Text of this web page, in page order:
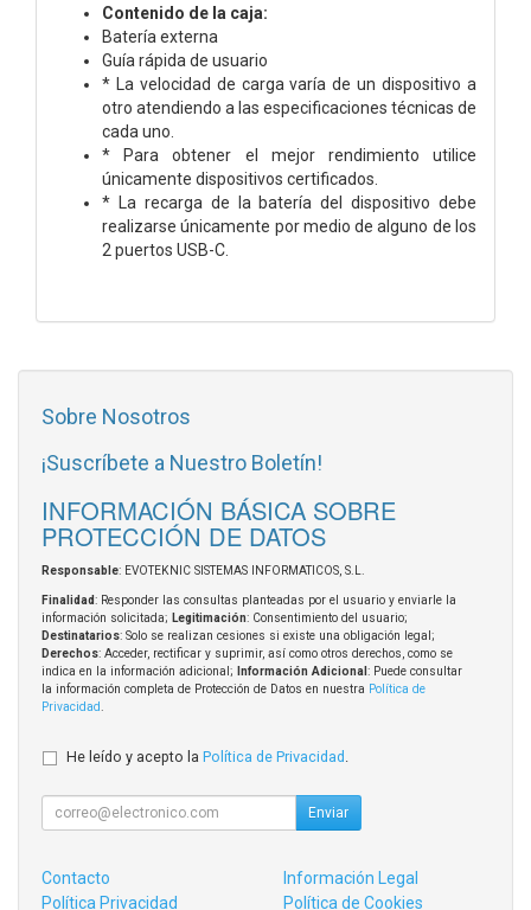
Contenido de la caja:
Batería externa
Guía rápida de usuario
* La velocidad de carga varía de un dispositivo a
otro atendiendo a las especificaciones técnicas de
cada uno.
* Para obtener el mejor rendimiento utilice
únicamente dispositivos certificados.
* La recarga de la batería del dispositivo debe
realizarse únicamente por medio de alguno de los
2 puertos USB-C.
Sobre Nosotros
¡Suscríbete a Nuestro Boletín!
INFORMACIÓN BÁSICA SOBRE
PROTECCIÓN DE DATOS
Responsable: EVOTEKNIC SISTEMAS INFORMATICOS, S.L.
Finalidad: Responder las consultas planteadas por el usuario y enviarle la
información solicitada; Legitimación: Consentimiento del usuario;
Destinatarios: Solo se realizan cesiones si existe una obligación legal;
Derechos: Acceder, rectificar y suprimir, así como otros derechos, como se
indica en la información adicional;
Información Adicional : Puede consultar
la información completa de Protección de Datos en nuestra Política de
Privacidad
He leído y acepto la Política de Privacidad
Enviar
Contacto
Información Legal
Política Privacidad
Política de Cookies